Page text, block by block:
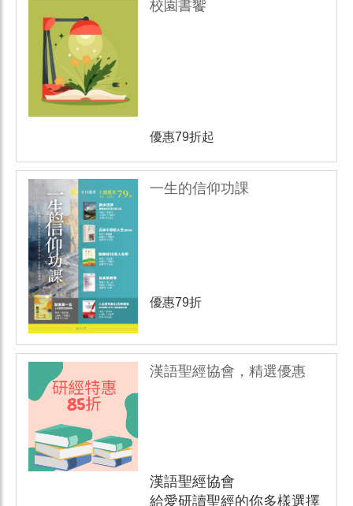
校園書饗
優惠79折起
一生的信仰功課
優惠79折
漢語聖經協會，精選優惠
漢語聖經協會
給愛研讀聖經的你多樣選擇